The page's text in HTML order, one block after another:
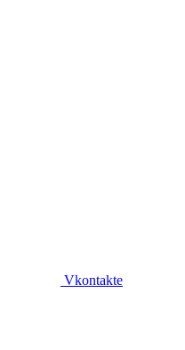
Vkontakte